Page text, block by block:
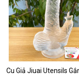
Cu Giả Jiuai Utensils